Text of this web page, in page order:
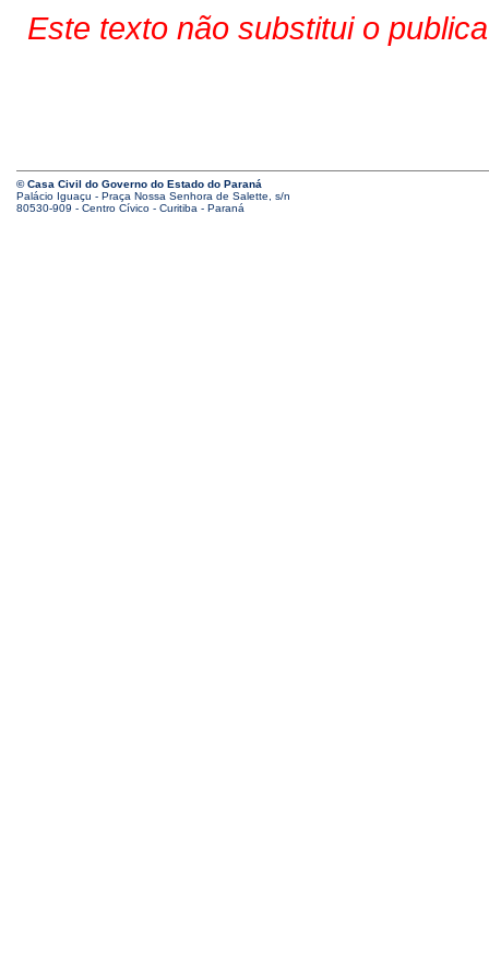
Este texto não substitui o
© Casa Civil do Governo do Estado do Paraná
Palácio Iguaçu - Praça Nossa Senhora de Salette, s/n
80530-909 - Centro Cívico - Curitiba - Paraná